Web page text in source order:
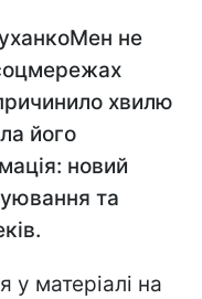
не
хвилю
його
новий
та
у матеріалі на